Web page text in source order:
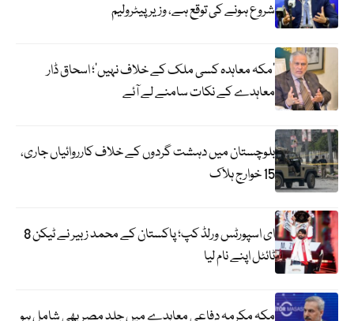
شروع ہونے کی توقع ہے، وزیر پیٹرولیم
‘مکہ معاہدہ کسی ملک کے خلاف نہیں’؛ اسحاق ڈار
معاہدے کے نکات سامنے لے آئے
بلوچستان میں دہشت گردوں کے خلاف کارروائیاں جاری،
15 خوارج ہلاک
ای اسپورٹس ورلڈ کپ؛ پاکستان کے محمد زبیر نے ٹیکن 8
ٹائٹل اپنے نام لیا
مکہ مکرمہ دفاعی معاہدے میں جلد مصر بھی شامل ہو